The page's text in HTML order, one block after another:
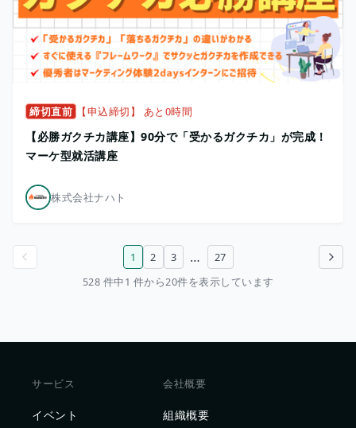
締切直前 【申込締切】 あと0時間
【必勝ガクチカ講座】90分で「受かるガクチカ」が完成！
マーケ型就活講座
株式会社ナハト
次のページ
1 2 3 …
27
528 件中1 件から20件を表示しています
サービス
イベント
会社概要
組織概要